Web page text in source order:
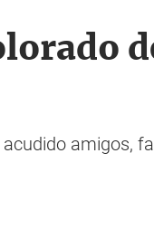
amigos,